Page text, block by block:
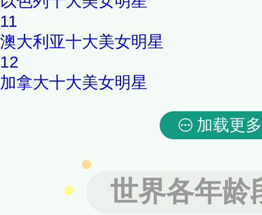
11
澳大利亚十大美女明星
12
加拿大十大美女明星
加载更多
世界各年龄